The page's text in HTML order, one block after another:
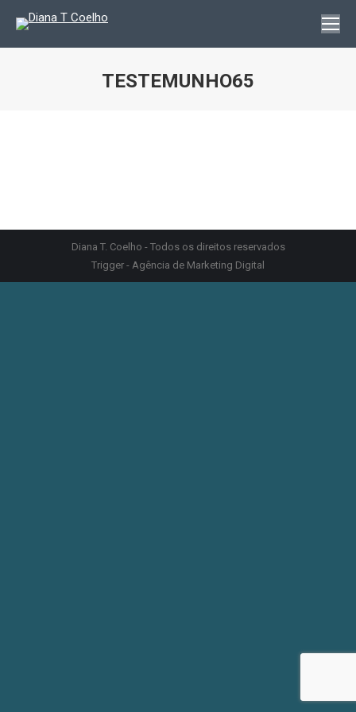
TESTEMUNHO65
Diana T. Coelho - Todos os direitos reservados
Trigger - Agência de Marketing Digital